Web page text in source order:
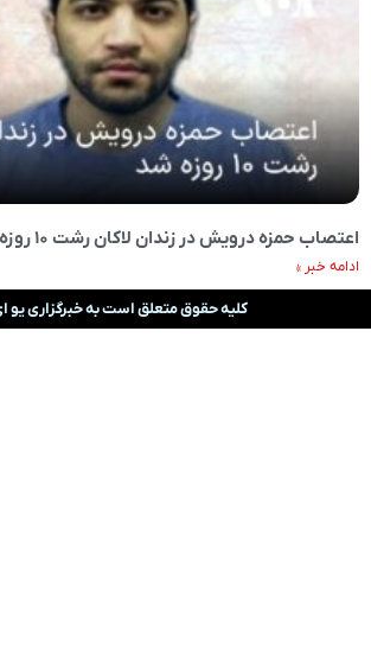
اعتصاب حمزه درویش در زندان لاکان رشت ۱۰ روزه شد – صدای آمریکا
ادامه خبر »
کلیه حقوق متعلق است به خبرگزاری یو